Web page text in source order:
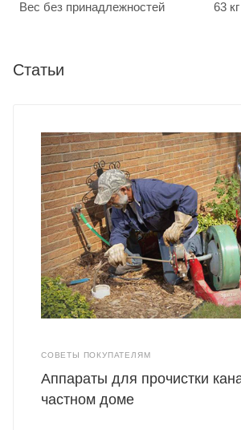
Вес без принадлежностей 63 кг
Статьи
СОВЕТЫ ПОКУПАТЕЛЯМ
Аппараты для прочистки
частном доме